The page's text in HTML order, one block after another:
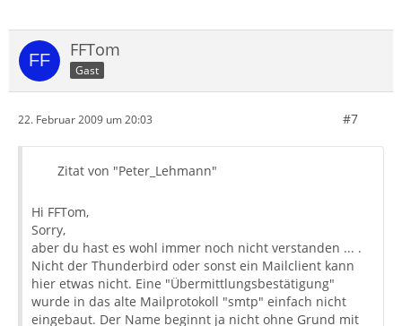
FFTom
Gast
22. Februar 2009 um 20:03 #7
Zitat von "Peter_Lehmann"
Hi FFTom,
Sorry,
aber du hast es wohl immer noch nicht verstanden ... .
Nicht der Thunderbird oder sonst ein Mailclient kann
hier etwas nicht. Eine "Übermittlungsbestätigung"
wurde in das alte Mailprotokoll "smtp" einfach nicht
eingebaut. Der Name beginnt ja nicht ohne Grund mit